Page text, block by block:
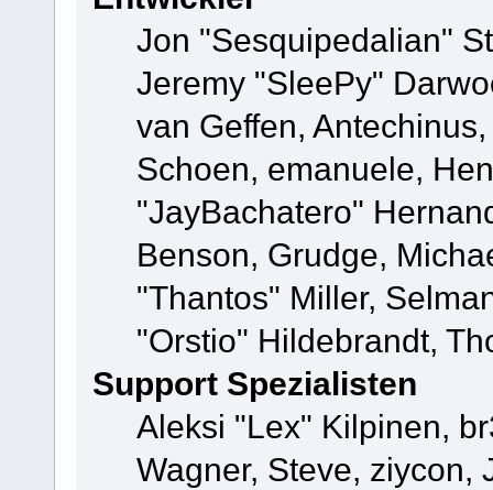
Jon "Sesquipedalian"
Jeremy "SleePy"
van Geffen,
Schoen, emanuele,
"JayBachatero"
Benson, Grudge,
"Thantos" Miller,
"Orstio" Hildebrandt,
Support Spezialisten
Aleksi "Lex" Kilpinen,
Wagner, Steve, ziycon,